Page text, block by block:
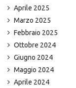
Aprile 2025
Marzo 2025
Febbraio 2025
Ottobre 2024
Giugno 2024
Maggio 2024
Aprile 2024